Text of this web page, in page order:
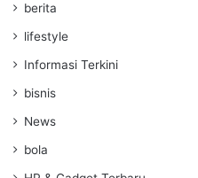
berita
lifestyle
Informasi Terkini
bisnis
News
bola